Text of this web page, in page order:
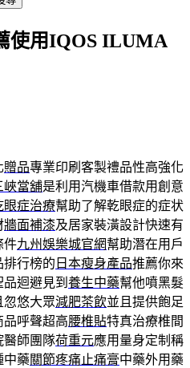
使用IQOS ILUMA
贈品專業印刷客製禮品性高強化
峽當舖是利用汽機車借款用創意
眼症治療幫助了解乾眼症的症状
牆面補漆及居家裝潢設計快速有
件九州娛樂城官網幫助潛在用戶
排行榜的 日本瘦身產品推薦你來
迴避見到 養生中藥幫他噴黑髮
忽悠大眾減肥茶飲並且提供飽足
品呼聲超高腰椎貼特真治療椎間
醫師團隊荷重元應用量身定制稱
中藥關節疼痛止痛膏中藥外用藥